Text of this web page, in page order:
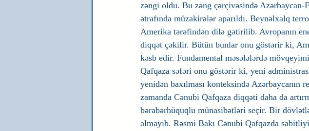
zəngi oldu. Bu zəng çərçivəsində Azərbaycan-
ətrafında müzakirələr aparıldı. Beynəlxalq
Amerika tərəfindən dilə gətirilib. Avropanın
diqqət çəkilir. Bütün bunlar onu göstərir ki,
kəsb edir. Fundamental məsələlərdə
Qafqaza səfəri onu göstərir ki, yeni
yenidən baxılması konteksində
zamanda Cənubi Qafqaza diqqəti daha da
bərabərhüquqlu münasibətləri seçir. Bir
almayıb. Rəsmi Bakı Cənubi Qafqazda